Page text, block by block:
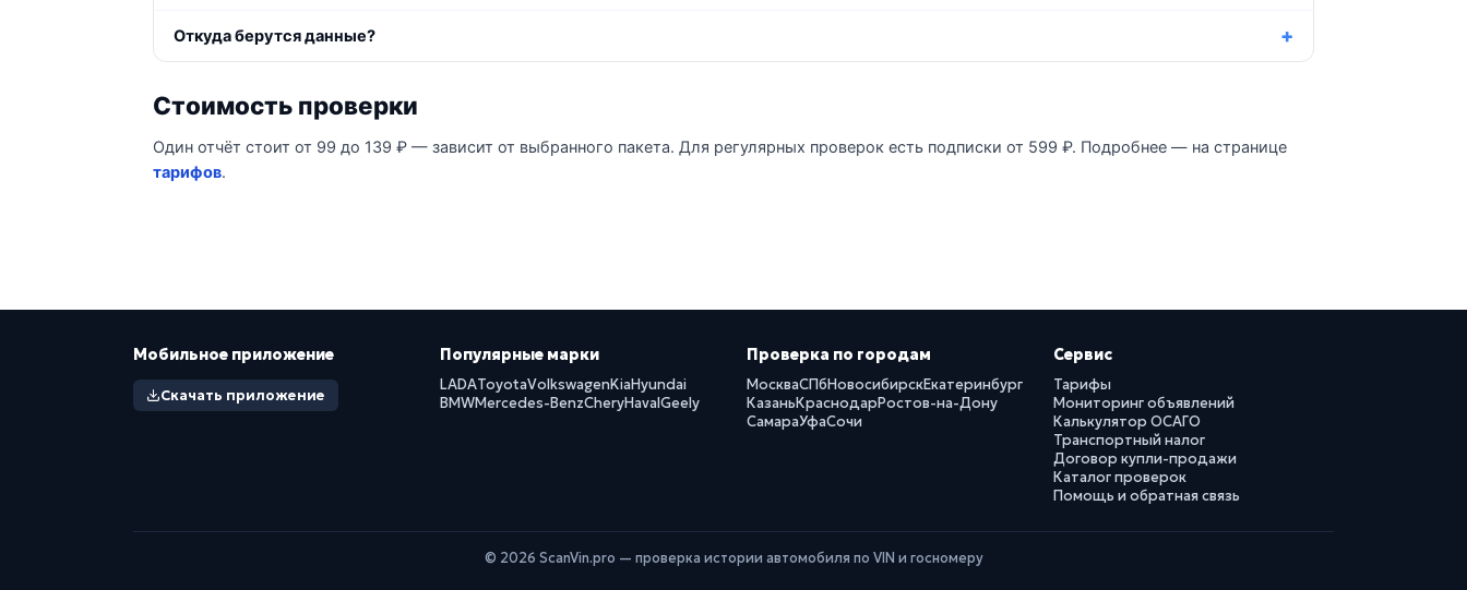
Откуда берутся данные?
Стоимость проверки
Один отчёт стоит от 99 до 139 ₽ — зависит от выбранного пакета. Для регулярных проверок есть подписки от 599 ₽. Подробнее — на странице
тарифов.
Мобильное приложение
Скачать приложение
Популярные марки
LADAToyotaVolkswagenKiaHyundai
BMWMercedes-BenzCheryHavalGeely
Проверка по городам
МоскваСПбНовосибирскЕкатеринбург
КазаньКраснодарРостов-на-Дону
СамараУфаСочи
Сервис
Тарифы
Мониторинг объявлений
Калькулятор ОСАГО
Транспортный налог
Договор купли-продажи
Каталог проверок
Помощь и обратная связь
© 2026 ScanVin.pro — проверка истории автомобиля по VIN и госномеру